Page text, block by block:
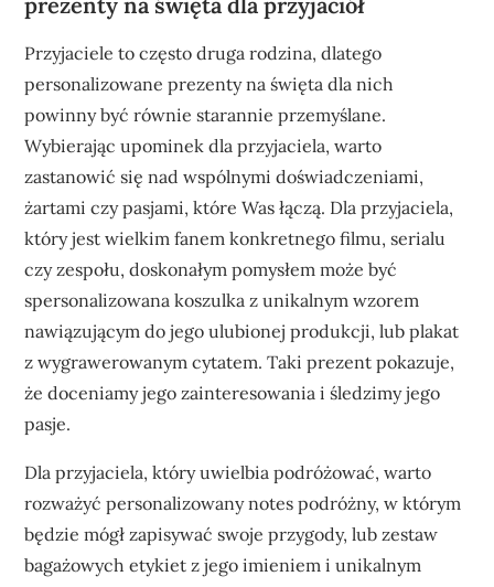
Przyjaciele to często druga rodzina, dlatego
personalizowane prezenty na święta dla nich
powinny być równie starannie przemyślane.
Wybierając upominek dla przyjaciela, warto
zastanowić się nad wspólnymi doświadczeniami,
żartami czy pasjami, które Was łączą. Dla przyjaciela,
który jest wielkim fanem konkretnego filmu, serialu
czy zespołu, doskonałym pomysłem może być
spersonalizowana koszulka z unikalnym wzorem
nawiązującym do jego ulubionej produkcji, lub plakat
z wygrawerowanym cytatem. Taki prezent pokazuje,
że doceniamy jego zainteresowania i śledzimy jego
pasje.
Dla przyjaciela, który uwielbia podróżować, warto
rozważyć personalizowany notes podróżny, w którym
będzie mógł zapisywać swoje przygody, lub zestaw
bagażowych etykiet z jego imieniem i unikalnym